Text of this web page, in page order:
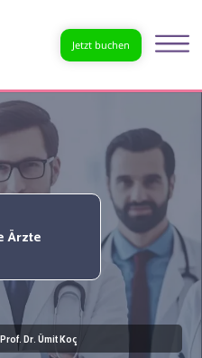
Jetzt buchen
Ärzte
Prof. Dr. Ümit Koç